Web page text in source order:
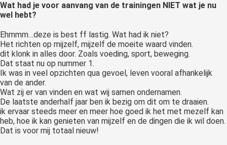
Wat had je voor aanvang van de trainingen NIET wat je nu
wel hebt?
Ehmmm…deze is best ff lastig. Wat had ik niet?
Het richten op mijzelf, mijzelf de moeite waard vinden.
dit klonk in alles door. Zoals voeding, sport, beweging.
Dat staat nu op nummer 1.
Ik was in veel opzichten qua gevoel, leven vooral afhankelijk
van de ander.
Wat zij er van vinden en wat wij samen ondernamen.
De laatste anderhalf jaar ben ik bezig om dit om te draaien.
ik ervaar steeds meer en meer hoe goed ik het met mezelf kan
heb, hoe ik kan genieten van mijzelf en de dingen die ik wil doen.
Dat is voor mij totaal nieuw!